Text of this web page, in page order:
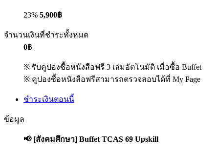
23% 5,900฿
จำนวนเงินที่ชำระทั้งหมด
0฿
※ รับคูปองซื้อหนังสือฟรี 3 เล่มอัตโนมัติ เมื่อซื้อ Buffet
※ คูปองซื้อหนังสือฟรีสามารถตรวจสอบได้ที่ My Page
ชำระเงินตอนนี้
ข้อมูล
📢​ [สังคมศึกษา] Buffet TCAS 69 Upskill